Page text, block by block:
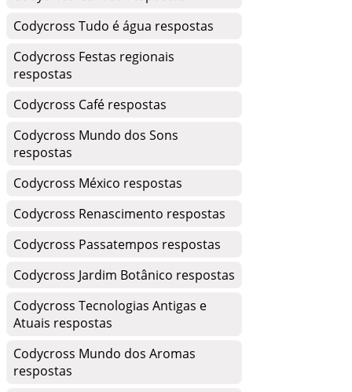
Codycross Tudo é água respostas
Codycross Festas regionais
respostas
Codycross Café respostas
Codycross Mundo dos Sons
respostas
Codycross México respostas
Codycross Renascimento respostas
Codycross Passatempos respostas
Codycross Jardim Botânico respostas
Codycross Tecnologias Antigas e
Atuais respostas
Codycross Mundo dos Aromas
respostas